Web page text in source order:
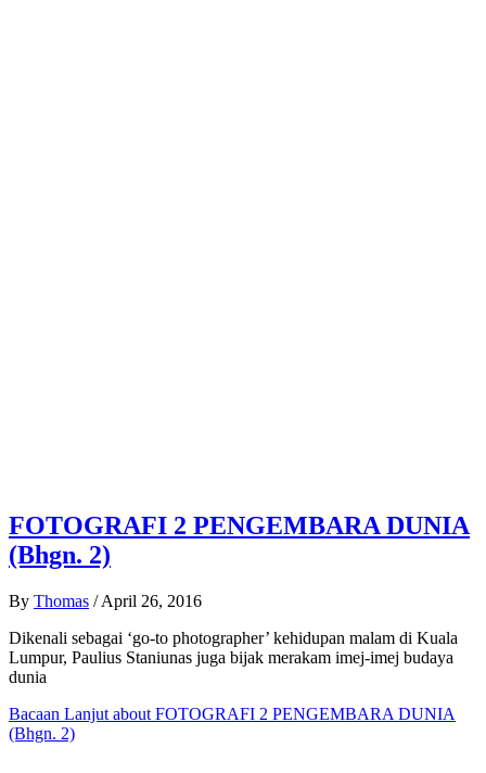
FOTOGRAFI 2 PENGEMBARA DUNIA
(Bhgn. 2)
By Thomas / April 26, 2016
Dikenali sebagai ‘go-to photographer’ kehidupan malam di Kuala
Lumpur, Paulius Staniunas juga bijak merakam imej-imej budaya
dunia
Bacaan Lanjut about FOTOGRAFI 2 PENGEMBARA DUNIA
(Bhgn. 2)